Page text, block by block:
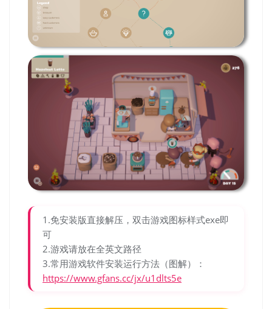
1.免安装版直接解压，双击游戏图标样式exe即
可
2.游戏请放在全英文路径
3.常用游戏软件安装运行方法（图解）：
https://www.gfans.cc/jx/u1dlts5e